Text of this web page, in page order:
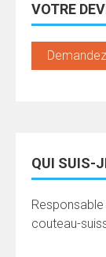
VOTRE
QUI SUIS-
couteau-